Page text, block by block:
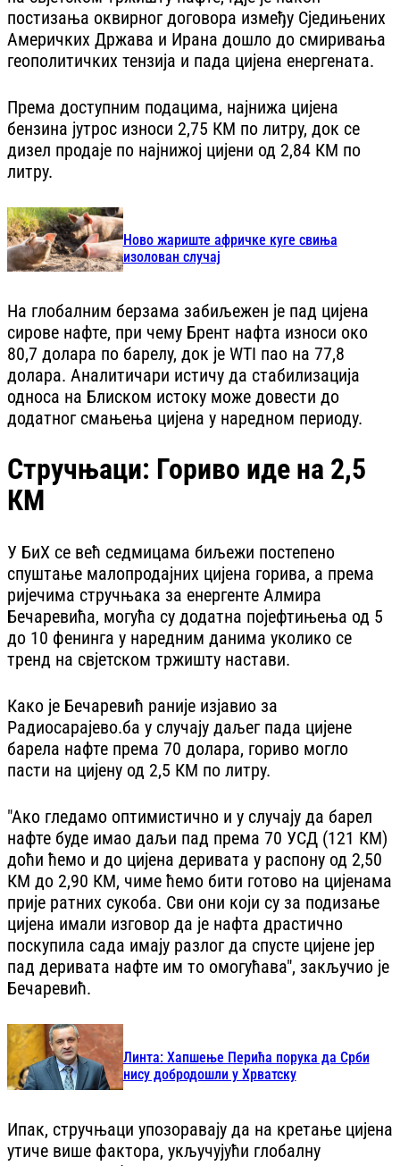
постизања оквирног договора између Сједињених
Америчких Држава и Ирана дошло до смиривања
геополитичких тензија и пада цијена енергената.
Према доступним подацима, најнижа цијена
бензина јутрос износи 2,75 КМ по литру, док се
дизел продаје по најнижој цијени од 2,84 КМ по
литру.
Ново жариште афричке куге свиња
изолован случај
На глобалним берзама забиљежен је пад цијена
сирове нафте, при чему Брент нафта износи око
80,7 долара по барелу, док је WTI пао на 77,8
долара. Аналитичари истичу да стабилизација
односа на Блиском истоку може довести до
додатног смањења цијена у наредном периоду.
Стручњаци: Гориво иде на 2,5
КМ
У БиХ се већ седмицама биљежи постепено
спуштање малопродајних цијена горива, а према
ријечима стручњака за енергенте Алмира
Бечаревића, могућа су додатна појефтињења од 5
до 10 фенинга у наредним данима уколико се
тренд на свјетском тржишту настави.
Како је Бечаревић раније изјавио за
Радиосарајево.ба у случају даљег пада цијене
барела нафте према 70 долара, гориво могло
пасти на цијену од 2,5 КМ по литру.
"Ако гледамо оптимистично и у случају да барел
нафте буде имао даљи пад према 70 УСД (121 КМ)
доћи ћемо и до цијена деривата у распону од 2,50
КМ до 2,90 КМ, чиме ћемо бити готово на цијенама
прије ратних сукоба. Сви они који су за подизање
цијена имали изговор да је нафта драстично
поскупила сада имају разлог да спусте цијене јер
пад деривата нафте им то омогућава", закључио је
Бечаревић.
Линта: Хапшење Перића порука да Срби
нису добродошли у Хрватску
Ипак, стручњаци упозоравају да на кретање цијена
утиче више фактора, укључујући глобалну